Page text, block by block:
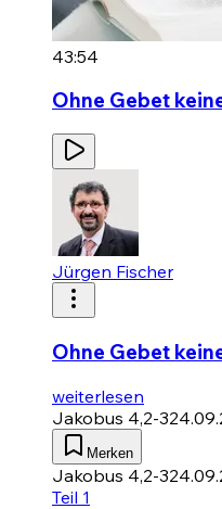
43:54
Ohne Gebet
Jürgen Fischer
Ohne Gebet
weiterlesen
Jakobus 4,2-3
Merken
Jakobus 4,2-3
Teil 1